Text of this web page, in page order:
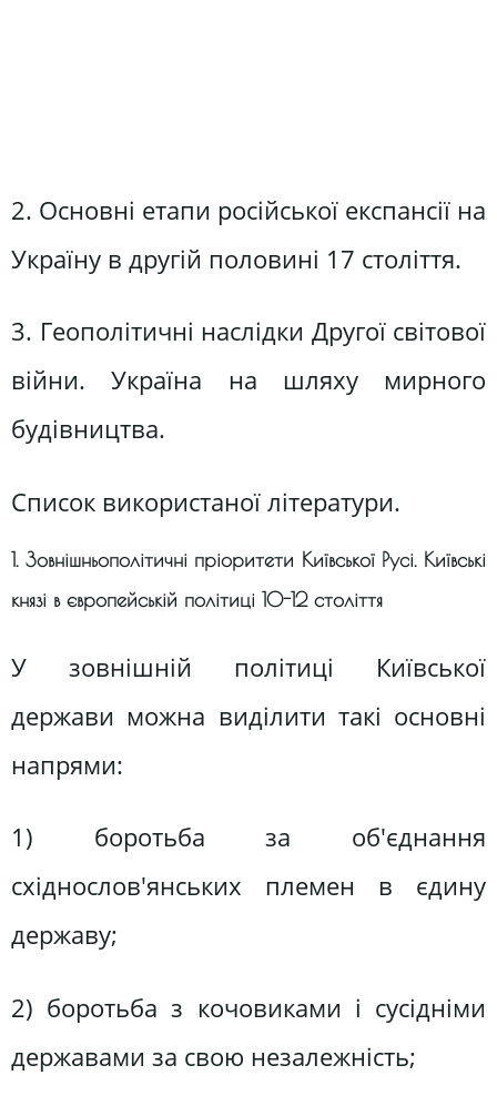
2. Основні етапи російської експансії на
Україну в другій половині 17 століття.
3. Геополітичні наслідки Другої світової
війни. Україна на шляху мирного
будівництва.
Список використаної літератури.
1. Зовнішньополітичні пріоритети Київської Русі. Київські
князі в європейській політиці 10-12 століття
У зовнішній політиці Київської
держави можна виділити такі основні
напрями:
1) боротьба за об'єднання
східнослов'янських племен в єдину
державу;
2) боротьба з кочовиками і сусідніми
державами за свою незалежність;